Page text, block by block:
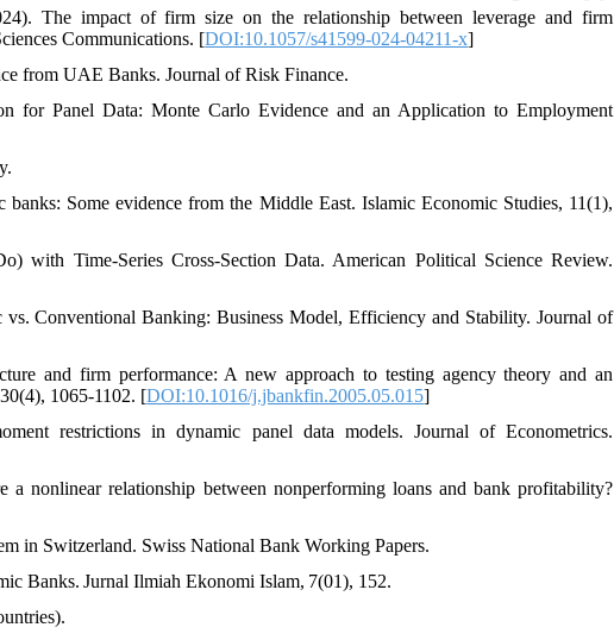
The impact of firm size on the relationship between leverage and firm
Communications. [DOI:10.1057/s41599-024-04211-x]
from UAE Banks. Journal of Risk Finance.
for Panel Data: Monte Carlo Evidence and an Application to Employment
Some evidence from the Middle East. Islamic Economic Studies, 11(1),
Time-Series Cross-Section Data. American Political Science Review.
Conventional Banking: Business Model, Efficiency and Stability. Journal of
and firm performance: A new approach to testing agency theory and an
1065-1102. [DOI:10.1016/j.jbankfin.2005.05.015]
restrictions in dynamic panel data models. Journal of Econometrics.
nonlinear relationship between nonperforming loans and bank profitability?
in Switzerland. Swiss National Bank Working Papers.
Banks. Jurnal Ilmiah Ekonomi Islam, 7(01), 152.